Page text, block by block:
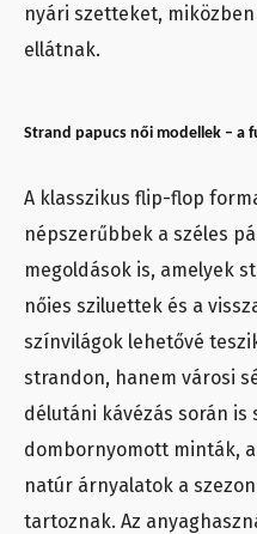
nyári szetteket,
ellátnak.
Strand papucs női modellek – a
A klasszikus flip-flop
népszerűbbek a széles
megoldások is, amelyek
nőies sziluettek és a
színvilágok lehetővé
strandon, hanem városi
délutáni kávézás során is
dombornyomott minták,
natúr árnyalatok a
tartoznak. Az